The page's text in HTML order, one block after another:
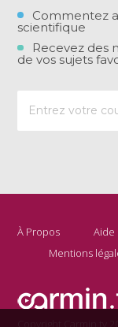
Commentez
scientifique
Recevez des
de vos sujets
À Propos
Aide
Mentions